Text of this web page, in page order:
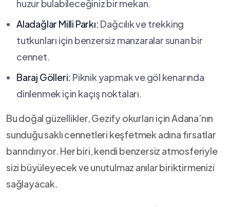
huzur⁢ bulabileceğiniz ‍bir⁤ mekan.
Aladağlar Milli Parkı: Dağcılık⁣ ve trekking
tutkunları için benzersiz manzaralar sunan bir
cennet.
Baraj Gölleri: Piknik yapmak ve göl ⁤kenarında
dinlenmek için kaçış noktaları.
Bu ⁣doğal güzellikler, ⁤Gezify okurları için Adana’nın
sunduğu saklı ⁤cennetleri keşfetmek adına fırsatlar⁣
barındırıyor. Her biri, kendi benzersiz atmosferiyle
sizi‌ büyüleyecek ve unutulmaz ⁣anılar biriktirmenizi
sağlayacak.